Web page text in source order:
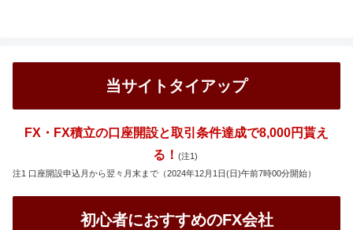
当サイトタイアップ
FX・FX積立の口座開設と取引条件達成で8,000円貰え
る！ (注1)
注1 口座開設申込月から翌々月末まで（2024年12月1日(日)午前7時00分開始）
初心者におすすめのFX会社